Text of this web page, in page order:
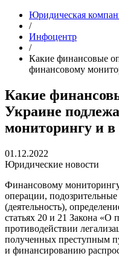
Юридическая
/
Инфоцентр
/
Какие финансовые
финансовому
Какие
Украине
мониторингу и в
01.12.2022
Юридические новости
Финансовому
операции,
(деятельность),
статьях 20 и 21 Закона «О
противодействии
полученных преступным
и финансированию